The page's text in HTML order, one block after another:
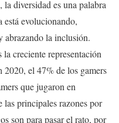
diversidad es una palabra
está evolucionando,
abrazando la inclusión.
creciente representación
2020, el 47% de los gamers
que jugaron en
principales razones por
son para pasar el rato, por